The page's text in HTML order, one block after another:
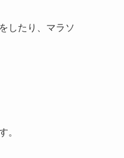
したり、マラソ
。